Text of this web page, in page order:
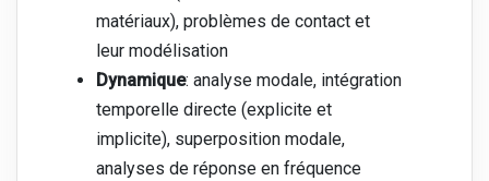
matériaux), problèmes de contact et
leur modélisation
Dynamique: analyse modale, intégration
temporelle directe (explicite et
implicite), superposition modale,
analyses de réponse en fréquence